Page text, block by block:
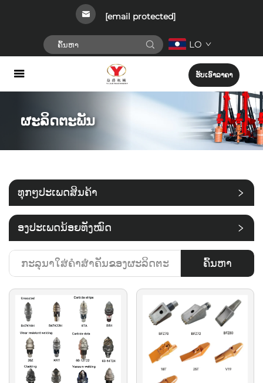
[email protected]
LO
ຮັບເອົາລາຄາ
ຜະລິດຕະພັນ
ທຸກໆປະເພດສິນຄ້າ
່ອງປະເພດນ້ອຍທັງໝົດ
ຄົ້ນຫາ